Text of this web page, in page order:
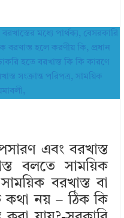
এবং বরখাস্ত
বলতে সাময়িক
বরখাস্ত বা
কথা নয় – ঠিক কি